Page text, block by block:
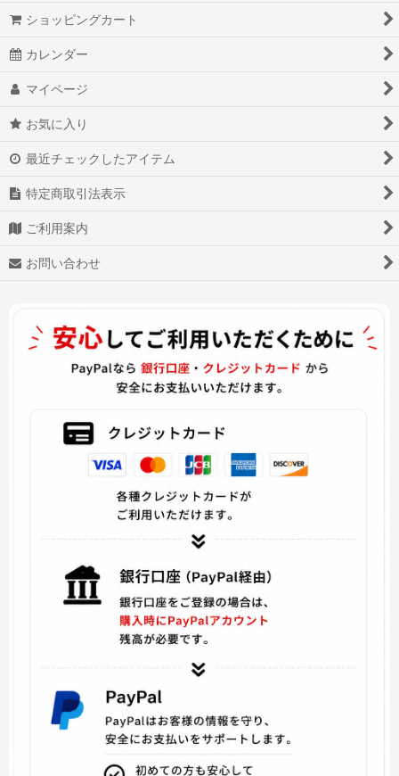
ショッピングカート
カレンダー
マイページ
お気に入り
最近チェックしたアイテム
特定商取引法表示
ご利用案内
お問い合わせ